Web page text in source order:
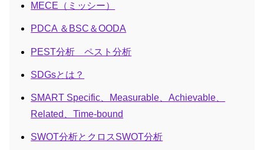
MECE（ミッシー）
PDCA ＆BSC＆OODA
PEST分析 ペスト分析
SDGsとは？
SMART Specific、Measurable、Achievable、
Related、Time-bound
SWOT分析とクロスSWOT分析